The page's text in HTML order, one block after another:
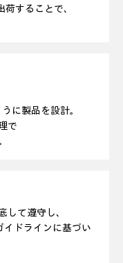
することで、
に製品を設計。
で
して遵守し、
イドラインに基づい